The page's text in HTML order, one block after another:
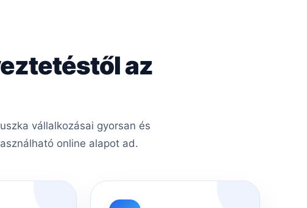
az
vállalkozásai gyorsan és
online alapot ad.